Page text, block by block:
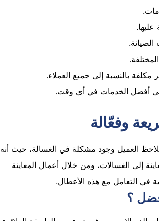
بالنسبة إلى جميع العملاء.
أفضل الخدمات في أي وقت.
وفعّالة
العميل وجود مشكلة في الغسالة، حيث أنه
الغسالات، ومن خلال أعمال المعاينة
في التعامل مع هذه الأعطال.
؟